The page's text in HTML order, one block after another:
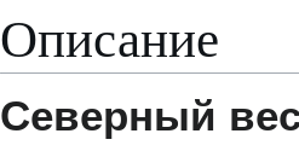
Описание
Северный